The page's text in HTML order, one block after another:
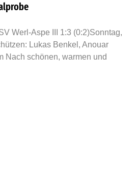
Werl-Aspe III 1:3 (0:2)Sonntag,
Lukas Benkel, Anouar
Nach schönen, warmen und